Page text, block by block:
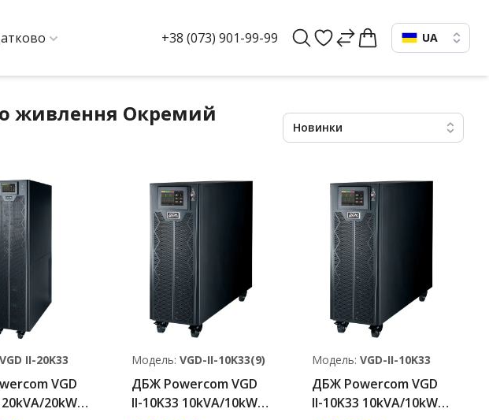
+38 (073) 901-99-99 UA
живлення Окремий
Новинки
VGD II-20K33
VGD
20kW
Модель: VGD-II-10K33(9)
ДБЖ Powercom VGD
II-10K33 10kVA/10kW
Модель: VGD-II-10K33
ДБЖ Powercom VGD
II-10K33 10kVA/10kW